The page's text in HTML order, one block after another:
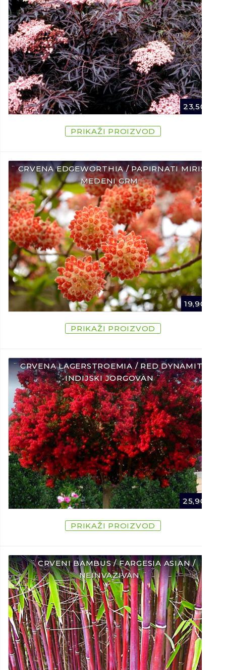
23,50
PRIKAŽI PROIZVOD
¨ CRVENA EDGEWORTHIA / PAPIRNATI MIRISNI
MEDENI GRM ¨
19,90
PRIKAŽI PROIZVOD
¨ CRVENA LAGERSTROEMIA / RED DYNAMITE /
INDIJSKI JORGOVAN ¨
25,90
PRIKAŽI PROIZVOD
¨ CRVENI BAMBUS / FARGESIA ASIAN /
NEINVAZIVAN ¨